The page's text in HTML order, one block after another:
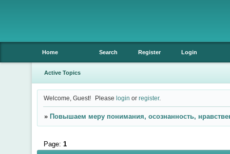
Home Search Register Login
Active Topics
Welcome, Guest! Pleaselogin orregister.
» Повышаем меру понимания, осознанность,
Page: 1